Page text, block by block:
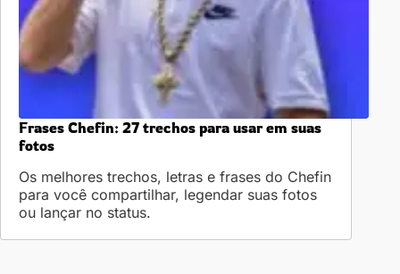
Frases Chefin: 27 trechos para usar em suas
fotos
Os melhores trechos, letras e frases do Chefin
para você compartilhar, legendar suas fotos
ou lançar no status.